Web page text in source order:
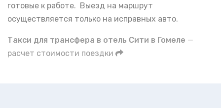
готовые к работе. Выезд на маршрут
осуществляется только на исправных авто.
Такси для трансфера в отель Сити в Гомеле —
расчет стоимости поездки